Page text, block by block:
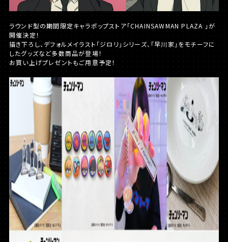
ラウンド型の期間限定キャラポップストア「CHAINSAWMAN PLAZA 」が
開催決定！
描き下ろし、デフォルメイラスト「ジロリ」シリーズ、「早川家」をモチーフに
したグッズなど多数商品が登場！
お買い上げプレゼントもご用意予定！